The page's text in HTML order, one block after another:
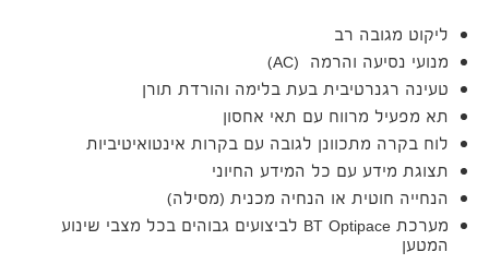
ליקוט מגובה רב
מנועי נסיעה והרמה (AC)
טעינה רגנרטיבית בעת בלימה והורדת תורן
תא מפעיל מרווח עם תאי אחסון
לוח בקרה מתכוונן לגובה עם בקרות אינטואיטיביות
תצוגת מידע עם כל המידע החיוני
הנחייה חוטית או הנחיה מכנית (מסילה)
מערכת BT Optipace לביצועים גבוהים בכל מצבי שינוע
המטען